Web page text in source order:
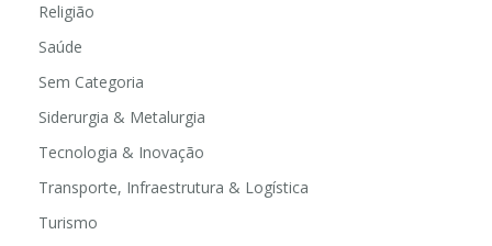
Religião
Saúde
Sem Categoria
Siderurgia & Metalurgia
Tecnologia & Inovação
Transporte, Infraestrutura & Logística
Turismo